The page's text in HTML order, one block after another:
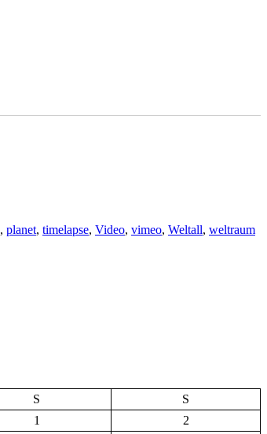
, planet, timelapse, Video, vimeo, Weltall, weltraum
S
S
1
2